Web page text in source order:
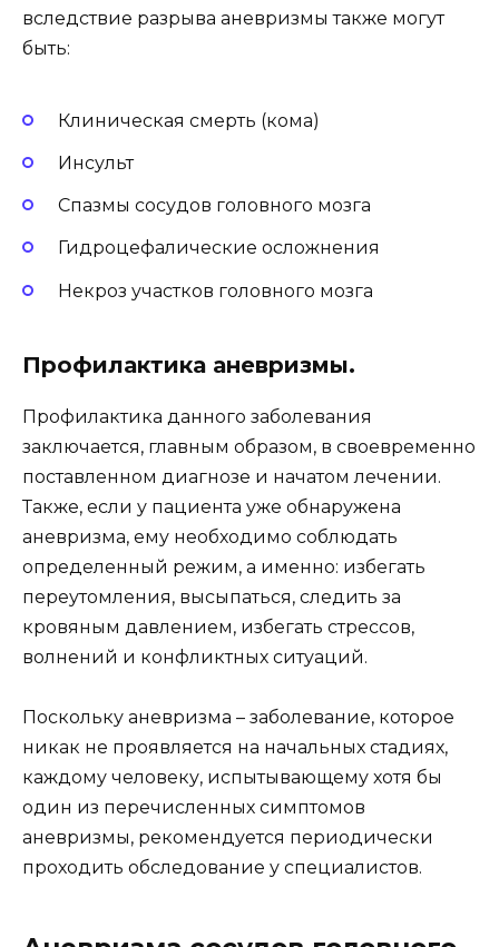
вследствие разрыва аневризмы также могут
быть:
Клиническая смерть (кома)
Инсульт
Спазмы сосудов головного мозга
Гидроцефалические осложнения
Некроз участков головного мозга
Профилактика аневризмы.
Профилактика данного заболевания
заключается, главным образом, в своевременно
поставленном диагнозе и начатом лечении.
Также, если у пациента уже обнаружена
аневризма, ему необходимо соблюдать
определенный режим, а именно: избегать
переутомления, высыпаться, следить за
кровяным давлением, избегать стрессов,
волнений и конфликтных ситуаций.
Поскольку аневризма – заболевание, которое
никак не проявляется на начальных стадиях,
каждому человеку, испытывающему хотя бы
один из перечисленных симптомов
аневризмы, рекомендуется периодически
проходить обследование у специалистов.